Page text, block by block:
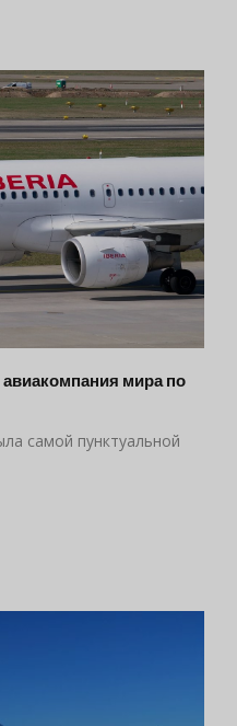
авиакомпания мира по
самой пунктуальной